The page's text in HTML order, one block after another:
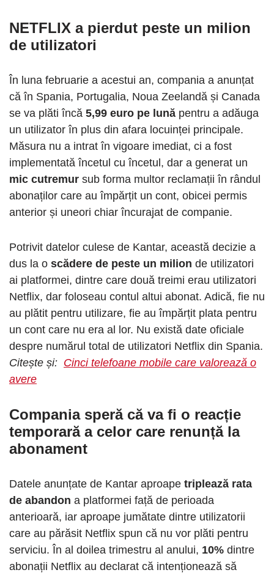
NETFLIX a pierdut peste un milion
de utilizatori
În luna februarie a acestui an, compania a anunțat
că în Spania, Portugalia, Noua Zeelandă și Canada
se va plăti încă 5,99 euro pe lună pentru a adăuga
un utilizator în plus din afara locuinței principale.
Măsura nu a intrat în vigoare imediat, ci a fost
implementată încetul cu încetul, dar a generat un
mic cutremur sub forma multor reclamații în rândul
abonaților care au împărțit un cont, obicei permis
anterior și uneori chiar încurajat de companie.
Potrivit datelor culese de Kantar, această decizie a
dus la o scădere de peste un milion de utilizatori
ai platformei, dintre care două treimi erau utilizatori
Netflix, dar foloseau contul altui abonat. Adică, fie nu
au plătit pentru utilizare, fie au împărțit plata pentru
un cont care nu era al lor. Nu există date oficiale
despre numărul total de utilizatori Netflix din Spania.
Citește și: Cinci telefoane mobile care valorează o
avere
Compania speră că va fi o reacție
temporară a celor care renunță la
abonament
Datele anunțate de Kantar aproape triplează rata
de abandon a platformei față de perioada
anterioară, iar aproape jumătate dintre utilizatorii
care au părăsit Netflix spun că nu vor plăti pentru
serviciu. În al doilea trimestru al anului, 10% dintre
abonații Netflix au declarat că intenționează să